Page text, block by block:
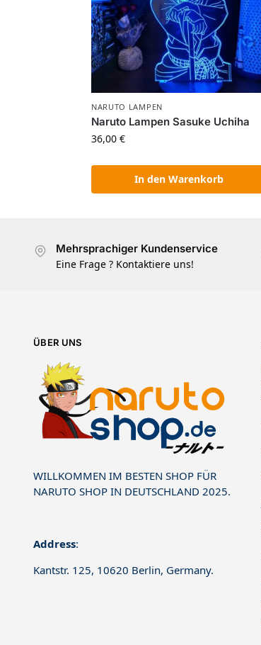
NARUTO LAMPEN
Naruto Lampen Sasuke Uchiha
36,00 €
In den Warenkorb
Mehrsprachiger Kundenservice
Eine Frage ? Kontaktiere uns!
ÜBER UNS
WILLKOMMEN IM BESTEN SHOP FÜR
NARUTO SHOP IN DEUTSCHLAND 2025.
Address:
Kantstr. 125, 10620 Berlin, Germany.